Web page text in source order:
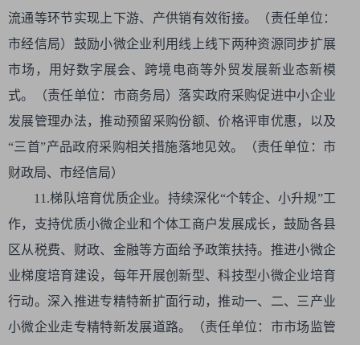
流通等环节实现上下游、产供销有效衔接。（责任单位：
市经信局）鼓励小微企业利用线上线下两种资源同步扩展
市场，用好数字展会、跨境电商等外贸发展新业态新模
式。（责任单位：市商务局）落实政府采购促进中小企业
发展管理办法，推动预留采购份额、价格评审优惠，以及
“三首”产品政府采购相关措施落地见效。（责任单位：市
财政局、市经信局）
11.梯队培育优质企业。持续深化“个转企、小升规”工
作，支持优质小微企业和个体工商户发展成长，鼓励各县
区从税费、财政、金融等方面给予政策扶持。推进小微企
业梯度培育建设，每年开展创新型、科技型小微企业培育
行动。深入推进专精特新扩面行动，推动一、二、三产业
小微企业走专精特新发展道路。（责任单位：市市场监管